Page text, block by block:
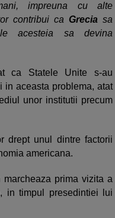
impreuna cu alte
contribui ca Grecia sa
acesteia sa devina
ca Statele Unite s-au
in aceasta problema, atat
unor institutii precum
drept unul dintre factorii
americana.
prima vizita a
in timpul presedintiei lui